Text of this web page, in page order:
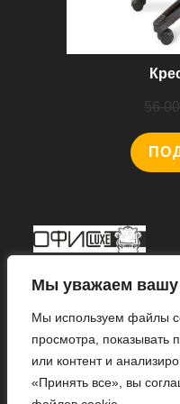
Мы уважаем вашу
Мы используем файлы
просмотра, показывать
или контент и
«Принять все», вы
56
Откроется
в